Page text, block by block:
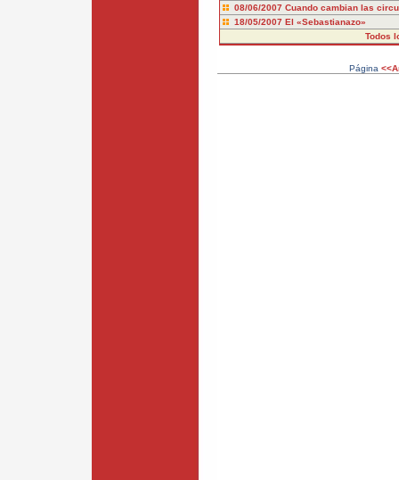
08/06/2007 Cuando cambian las
18/05/2007 El «Sebastianazo»
Todos
Página